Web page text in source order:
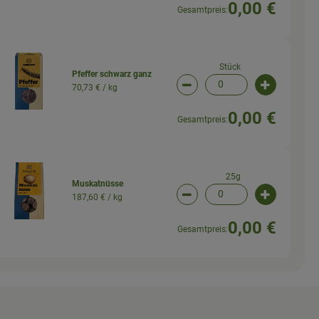
Gesamtpreis:0,00 €
ändern
Pfeffer schwarz ganz
70,73 € / kg
Stück
Artikelanzahl verringern
Gesamtpreis:0,00 €
ändern
Muskatnüsse
187,60 € / kg
25g
Artikelanzahl verringern
Gesamtpreis:0,00 €